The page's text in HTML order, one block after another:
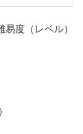
度（レベル）